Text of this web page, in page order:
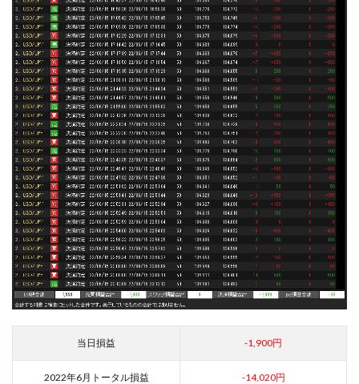
当日損益 -1,900円
2022年6月トータル損益 -14,020円